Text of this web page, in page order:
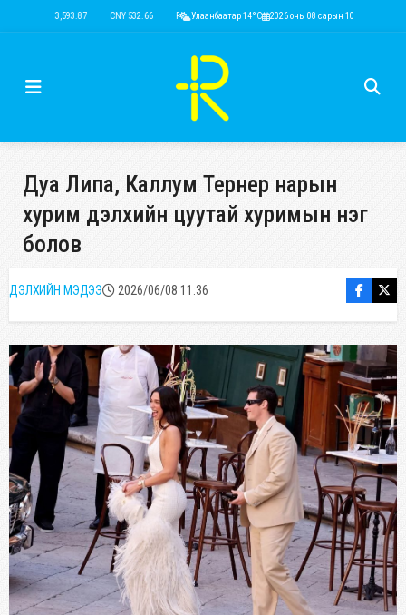
USD 3,593.87 CNY 532.66 RUB 43.77 EUR 4,141.04 KRW 2.53 USD 3,593.87
Улаанбаатар 14°C 2026 оны 08 сарын 10
Дуа Липа, Каллум Тернер нарын
хурим дэлхийн цуутай хуримын нэг
болов
ДЭЛХИЙН МЭДЭЭ 2026/06/08 11:36